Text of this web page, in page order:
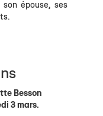
épouse, ses
Besson
3 mars.